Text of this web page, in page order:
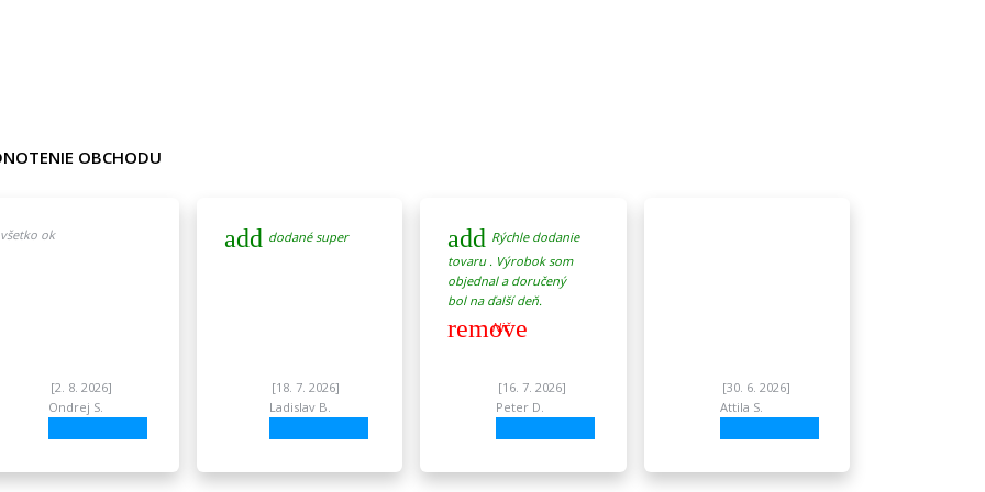
OBCHODU
všetko ok
[2. 8. 2026]
Ondrej S.
add dodané super
[18. 7. 2026]
Ladislav B.
add Rýchle dodanie
tovaru . Výrobok som
objednal a doručený
bol na ďalší deň.
remove
Nič
[16. 7. 2026]
Peter D.
[30. 6. 2026]
Attila S.